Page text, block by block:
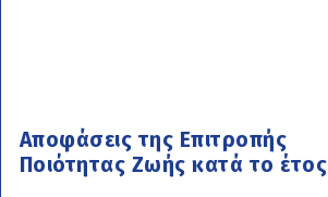
Αποφάσεις της Επιτροπής
Ποιότητας Ζωής κατά το